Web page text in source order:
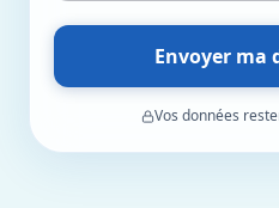
Envoyer ma
Vos données